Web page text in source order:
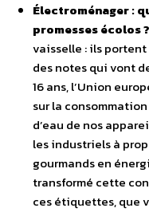
Électroménager :
promesses écolos ?
vaisselle : ils
des notes qui vont
16 ans, l’Union
sur la
d’eau de nos
les industriels à
gourmands en
transformé cette
ces étiquettes, que